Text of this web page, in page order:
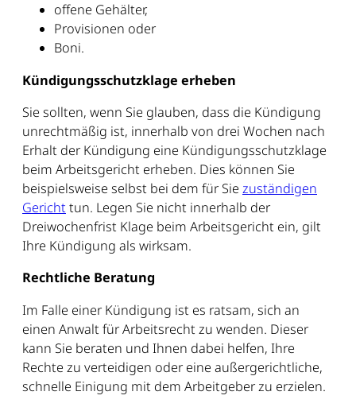
offene Gehälter,
Provisionen oder
Boni.
Kündigungsschutzklage erheben
Sie sollten, wenn Sie glauben, dass die Kündigung
unrechtmäßig ist, innerhalb von drei Wochen nach
Erhalt der Kündigung eine Kündigungsschutzklage
beim Arbeitsgericht erheben. Dies können Sie
beispielsweise selbst bei dem für Sie zuständigen
Gerichttun. Legen Sie nicht innerhalb der
Dreiwochenfrist Klage beim Arbeitsgericht ein, gilt
Ihre Kündigung als wirksam.
Rechtliche Beratung
Im Falle einer Kündigung ist es ratsam, sich an
einen Anwalt für Arbeitsrecht zu wenden. Dieser
kann Sie beraten und Ihnen dabei helfen, Ihre
Rechte zu verteidigen oder eine außergerichtliche,
schnelle Einigung mit dem Arbeitgeber zu erzielen.